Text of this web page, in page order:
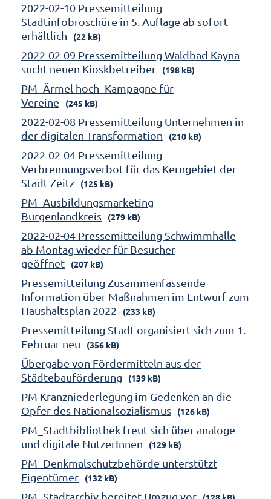
2022-02-10 Pressemitteilung
Stadtinfobroschüre in 5. Auflage ab sofort
erhältlich
(22 kB)
2022-02-09 Pressemitteilung Waldbad Kayna
sucht neuen Kioskbetreiber
(198 kB)
PM_Ärmel hoch_Kampagne für
Vereine
(245 kB)
2022-02-08 Pressemitteilung Unternehmen in
der digitalen Transformation
(210 kB)
2022-02-04 Pressemitteilung
Verbrennungsverbot für das Kerngebiet der
Stadt Zeitz
(125 kB)
PM_Ausbildungsmarketing
Burgenlandkreis
(279 kB)
2022-02-04 Pressemitteilung Schwimmhalle
ab Montag wieder für Besucher
geöffnet
(207 kB)
Pressemitteilung Zusammenfassende
Information über Maßnahmen im Entwurf zum
Haushaltsplan 2022
(233 kB)
Pressemitteilung Stadt organisiert sich zum 1.
Februar neu
(356 kB)
Übergabe von Fördermitteln aus der
Städtebauförderung
(139 kB)
PM Kranzniederlegung im Gedenken an die
Opfer des Nationalsozialismus
(126 kB)
PM_Stadtbibliothek freut sich über analoge
und digitale NutzerInnen
(129 kB)
PM_Denkmalschutzbehörde unterstützt
Eigentümer
(132 kB)
PM_Stadtarchiv bereitet Umzug vor